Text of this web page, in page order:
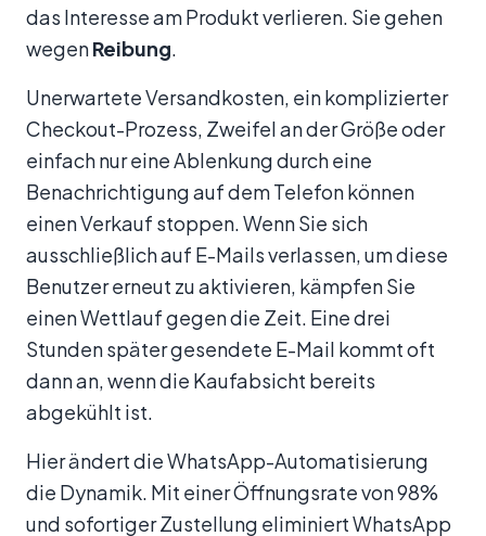
das Interesse am Produkt verlieren. Sie gehen
wegenReibung.
Unerwartete Versandkosten, ein komplizierter
Checkout-Prozess, Zweifel an der Größe oder
einfach nur eine Ablenkung durch eine
Benachrichtigung auf dem Telefon können
einen Verkauf stoppen. Wenn Sie sich
ausschließlich auf E-Mails verlassen, um diese
Benutzer erneut zu aktivieren, kämpfen Sie
einen Wettlauf gegen die Zeit. Eine drei
Stunden später gesendete E-Mail kommt oft
dann an, wenn die Kaufabsicht bereits
abgekühlt ist.
Hier ändert die WhatsApp-Automatisierung
die Dynamik. Mit einer Öffnungsrate von 98%
und sofortiger Zustellung eliminiert WhatsApp